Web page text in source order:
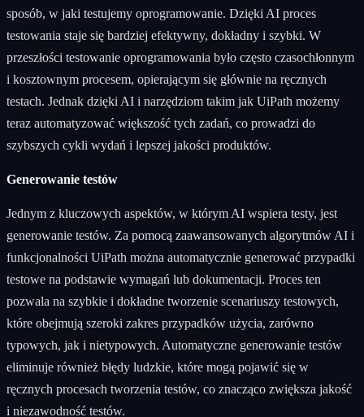
sposób, w jaki testujemy oprogramowanie. Dzięki AI proces
testowania staje się bardziej efektywny, dokładny i szybki. W
przeszłości testowanie oprogramowania było często czasochłonnym
i kosztownym procesem, opierającym się głównie na ręcznych
testach. Jednak dzięki AI i narzędziom takim jak UiPath możemy
teraz automatyzować większość tych zadań, co prowadzi do
szybszych cykli wydań i lepszej jakości produktów.
Generowanie testów
Jednym z kluczowych aspektów, w którym AI wspiera testy, jest
generowanie testów. Za pomocą zaawansowanych algorytmów AI i
funkcjonalności UiPath można automatycznie generować przypadki
testowe na podstawie wymagań lub dokumentacji. Proces ten
pozwala na szybkie i dokładne tworzenie scenariuszy testowych,
które obejmują szeroki zakres przypadków użycia, zarówno
typowych, jak i nietypowych. Automatyczne generowanie testów
eliminuje również błędy ludzkie, które mogą pojawić się w
ręcznych procesach tworzenia testów, co znacząco zwiększa jakość
i niezawodność testów.